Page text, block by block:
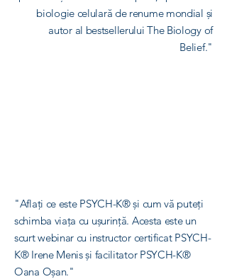
biologie celulară de renume mondial și
autor al bestsellerului The Biology of
Belief."
"Aflați ce este PSYCH-K® și cum vă puteți
schimba viața cu ușurință. Acesta este un
scurt webinar cu instructor certificat PSYCH-
K® Irene Menis și facilitator PSYCH-K®
Oana Oșan."